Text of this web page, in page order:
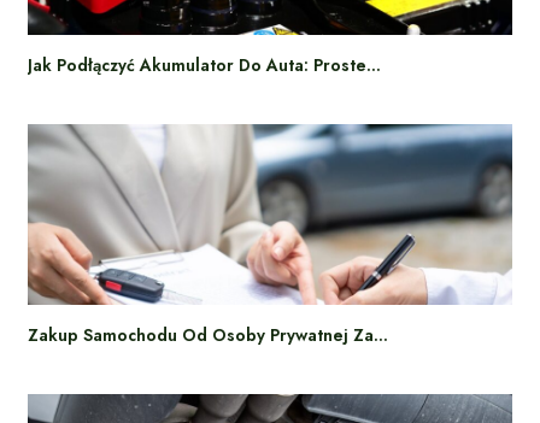
Jak Podłączyć Akumulator Do Auta: Proste…
Zakup Samochodu Od Osoby Prywatnej Za…